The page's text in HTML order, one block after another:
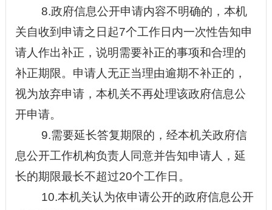
8.政府信息公开申请内容不明确的，本机
关自收到申请之日起7个工作日内一次性告知申
请人作出补正，说明需要补正的事项和合理的
补正期限。申请人无正当理由逾期不补正的，
视为放弃申请，本机关不再处理该政府信息公
开申请。
9.需要延长答复期限的，经本机关政府信
息公开工作机构负责人同意并告知申请人，延
长的期限最长不超过20个工作日。
10.本机关认为依申请公开的政府信息公开